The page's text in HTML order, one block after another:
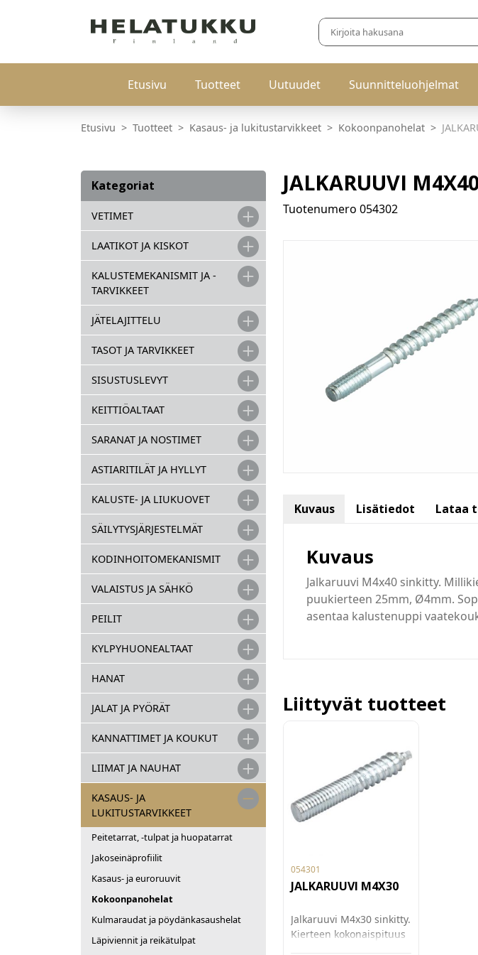
Etusivu Tuotteet Uutuudet Suunnitteluohjelmat
Etusivu Tuotteet Kasaus- ja lukitustarvikkeet Kokoonpanohelat
Kategoriat
VETIMET
LAATIKOT JA KISKOT
KALUSTEMEKANISMIT JA -
TARVIKKEET
JÄTELAJITTELU
TASOT JA TARVIKKEET
SISUSTUSLEVYT
KEITTIÖALTAAT
SARANAT JA NOSTIMET
ASTIARITILÄT JA HYLLYT
KALUSTE- JA LIUKUOVET
SÄILYTYSJÄRJESTELMÄT
KODINHOITOMEKANISMIT
VALAISTUS JA SÄHKÖ
PEILIT
KYLPYHUONEALTAAT
HANAT
JALAT JA PYÖRÄT
KANNATTIMET JA KOUKUT
LIIMAT JA NAUHAT
KASAUS- JA
LUKITUSTARVIKKEET
Peitetarrat, -tulpat ja huopatarrat
Jakoseinäprofiilit
Kasaus- ja euroruuvit
Kokoonpanohelat
Kulmaraudat ja pöydänkasaushelat
Läpiviennit ja reikätulpat
JALKARUUVI
Tuotenumero 054302
Kuvaus Lisätiedot Lataa
Kuvaus
Jalkaruuvi M4x40 sinkitty.
puukierteen 25mm, Ø4mm.
asentaa kalustenuppi
Liittyvät tuotteet
054301
JALKARUUVI M4X30
Jalkaruuvi M4x30 sinkitty.
Kierteen kokonaispituus